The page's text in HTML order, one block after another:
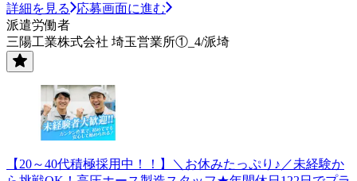
詳細を見る
応募画面に進む
派遣労働者
三陽工業株式会社 埼玉営業所①_4/派埼
【20～40代積極採用中！！】＼お休みたっぷり♪／未経験か